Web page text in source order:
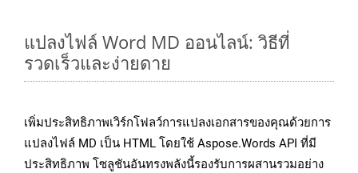
แปลงไฟล์ Word MD ออนไลน์: วิธีที่
รวดเร็วและง่ายดาย
เพิ่มประสิทธิภาพเวิร์กโฟลว์การแปลงเอกสารของคุณด้วยการ
แปลงไฟล์ MD เป็น HTML โดยใช้ Aspose.Words API ที่มี
ประสิทธิภาพ โซลูชันอันทรงพลังนี้รองรับการผสานรวมอย่าง